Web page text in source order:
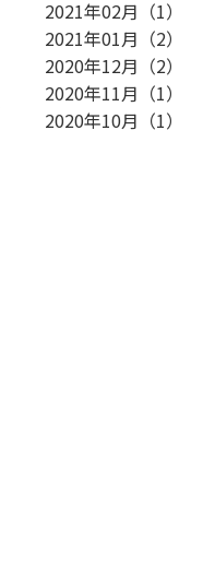
2021年02月 （1）
2021年01月 （2）
2020年12月 （2）
2020年11月 （1）
2020年10月 （1）